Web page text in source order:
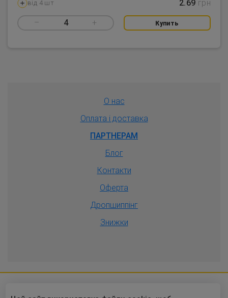
від 4 шт 2.69 грн
– 4 + Купить
О нас
Оплата і доставка
ПАРТНЕРАМ
Блог
Контакти
Оферта
Дропшиппiнг
Знижки